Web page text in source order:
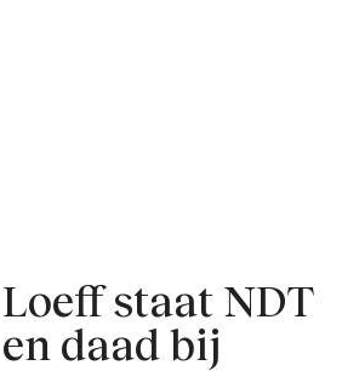
staat NDT
daad bij